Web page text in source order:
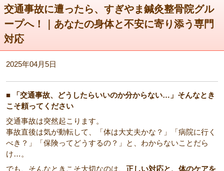
交通事故に遭ったら、すぎやま鍼灸整骨院グル
ープへ！｜あなたの身体と不安に寄り添う専門
対応
2025年04月5日
■ 「交通事故、どうしたらいいのか分からない…」そんなとき
こそ頼ってください
交通事故は突然起こります。
事故直後は気が動転して、「体は大丈夫かな？」「病院に行く
べき？」「保険ってどうするの？」と、わからないことだら
け…。
でも、そんなときこそ大切なのは、 正しい対応と、体のケアを